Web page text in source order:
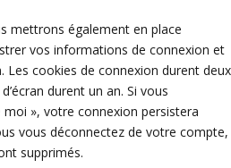
mettrons également en place
vos informations de connexion et
Les cookies de connexion durent deux
durent un an. Si vous
moi », votre connexion persistera
vous déconnectez de votre compte,
supprimés.